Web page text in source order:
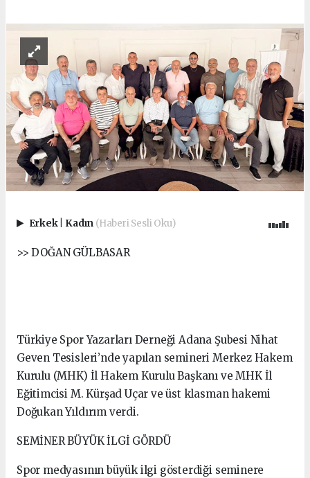
Erkek Kadın (Haberi Sesli Oku)
>> DOĞAN GÜLBASAR
Türkiye Spor Yazarları Derneği Adana Şubesi Nihat
Geven Tesisleri’nde yapılan semineri Merkez Hakem
Kurulu (MHK) İl Hakem Kurulu Başkanı ve MHK İl
Eğitimcisi M. Kürşad Uçar ve üst klasman hakemi
Doğukan Yıldırım verdi.
SEMİNER BÜYÜK İLGİ GÖRDÜ
Spor medyasının büyük ilgi gösterdiği seminere